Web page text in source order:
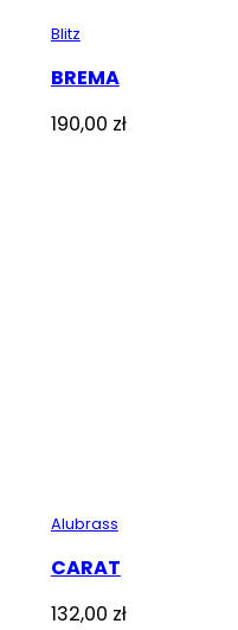
Blitz
BREMA
190,00 zł
Alubrass
CARAT
132,00 zł